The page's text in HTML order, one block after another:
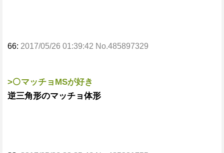
66: 2017/05/26 01:39:42 No.485897329
>⚪マッチョMSが好き
逆三角形のマッチョ体形